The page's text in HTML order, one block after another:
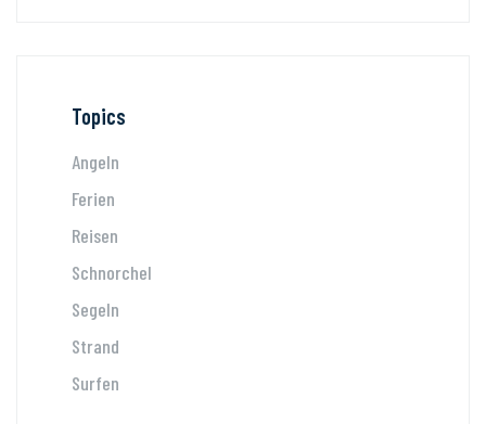
Topics
Angeln
Ferien
Reisen
Schnorchel
Segeln
Strand
Surfen